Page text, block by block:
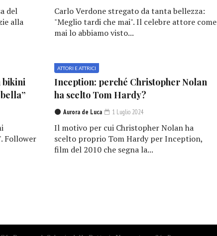
del
alla
Carlo Verdone stregato da tanta bellezza:
"Meglio tardi che mai". Il celebre attore come
mai lo abbiamo visto...
bikini
Follower
ATTORI E ATTRICI
Inception: perché Christopher Nolan
ha scelto Tom Hardy?
Aurora de Luca 1 Luglio 2024
Il motivo per cui Christopher Nolan ha
scelto proprio Tom Hardy per Inception,
film del 2010 che segna la...